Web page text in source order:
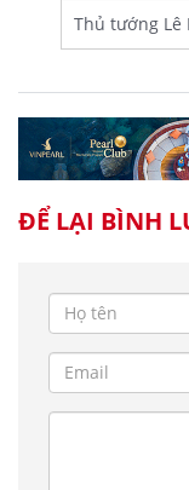
Thủ tướng Lê
ĐỂ LẠI BÌNH